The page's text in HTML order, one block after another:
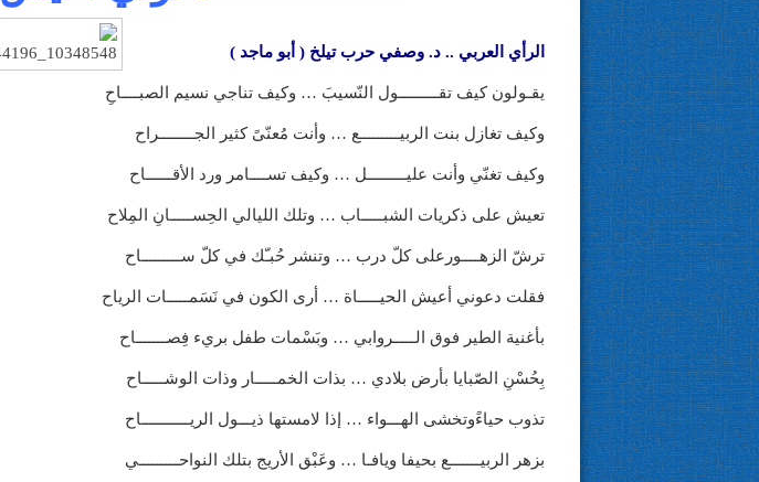
الرأي العربي .. د. وصفي حرب تيلخ ( أبو ماجد )
يقـولون كيف تقـــــــــول النّسيبَ … وكيف تناجي نسيم الصبــــاحِ
وكيف تغازل بنت الربيـــــــــع … وأنت مُعنّىً كثير الجــــــــراح
وكيف تغنّي وأنت عليـــــــــل … وكيف تســــامر ورد الأقــــــاح
تعيش على ذكريات الشبـــــاب … وتلك الليالي الحِســـــانِ المِلاح
ترشّ الزهــــورعلى كلّ درب … وتنشر حُبـّك في كلّ ســـــــــاح
فقلت دعوني أعيش الحيـــــاة … أرى الكون في نَسَمـــــات الرياح
بأغنية الطير فوق الـــــروابي … وبَسْمات طفل بريء فِصـــــــاح
بِحُسْنِ الصّبايا بأرض بلادي … بذات الخمـــــار وذات الوشـــــاح
تذوب حياءًوتخشى الهـــواء … إذا لامستها ذيـــول الريـــــــــــاح
بزهر الربيـــــــع بحيفا ويافـا … وعَبْق الأريج بتلك النواحـــــــــي